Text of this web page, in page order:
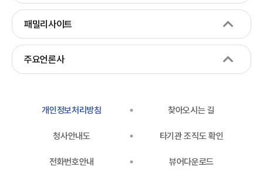
패밀리사이트
주요언론사
개인정보처리방침 찾아오시는 길
청사안내도 타기관 조직도 확인
전화번호안내 뷰어다운로드